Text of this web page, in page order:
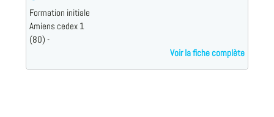
Formation initiale
Amiens cedex 1
(80) -
Voir la fiche complète